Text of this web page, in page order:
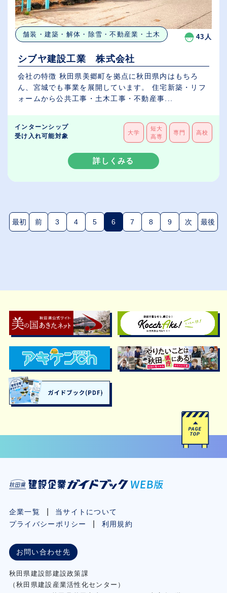
舗装・建築・解体・除雪・不動産業・土木 43人
シブヤ建設工業 株式会社
会社の特徴 秋田県美郷町を拠点に秋田県内はもちろ
ん、宮城でも事業を展開しています。 住宅新築・リフ
ォームから公共工事・土木工事・不動産事...
インターンシップ
受け入れ可能対象
大学
短大
高専
専門 高校
詳しくみる
最初 前 3 4 5 6(現在のページ)
7 8 9 次 最後
企業一覧
当サイトについて
プライバシーポリシー
利用規約
お問い合わせ先
秋⽥県建設部建設政策課
（秋⽥県建設産業活性化センター）